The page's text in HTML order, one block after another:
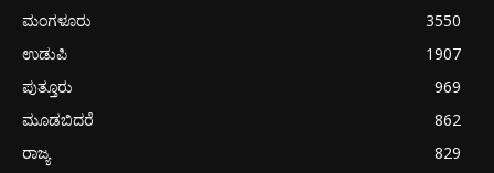
ಮಂಗಳೂರು
3550
ಉಡುಪಿ
1907
ಪುತ್ತೂರು
969
ಮೂಡಬಿದರೆ
862
ರಾಜ್ಯ
829